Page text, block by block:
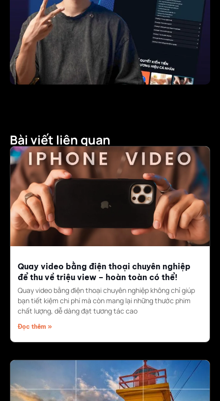
Bài viết liên quan
Quay video bằng điện thoại chuyên nghiệp
để thu về triệu view – hoàn toàn có thể!
Quay video bằng điện thoại chuyên nghiệp không chỉ giúp
bạn tiết kiệm chi phí mà còn mang lại những thước phim
chất lượng, dễ dàng đạt tương tác cao
Đọc thêm »